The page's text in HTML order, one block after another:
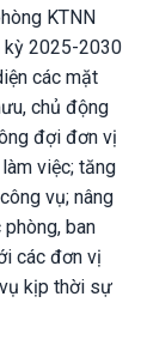
KTNN
kỳ 2025-2030
các mặt
chủ động
đợi đơn vị
việc; tăng
vụ; nâng
ban
các đơn vị
kịp thời sự